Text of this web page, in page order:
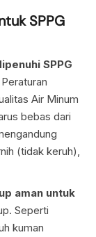
SPPG
SPPG
Air Minum
bebas dari
(tidak keruh),
aman untuk
Seperti
kuman